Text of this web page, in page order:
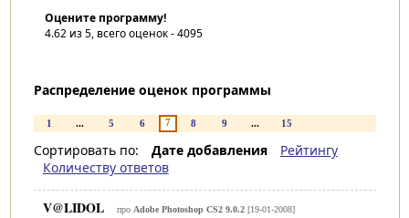
Оцените программу!
4.62из 5, всего оценок -4095
Распределение оценок программы
1 ... 5 6 7 8 9 ... 15
Сортировать по: Дате добавления
Рейтингу
Количеству ответов
V@LIDOL про Adobe Photoshop CS2 9.0.2[19-01-2008]